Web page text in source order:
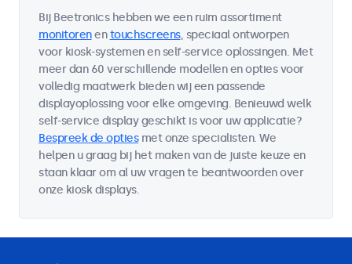
Bij Beetronics hebben we een ruim assortiment
monitorenentouchscreens, speciaal ontworpen
voor kiosk-systemen en self-service oplossingen. Met
meer dan 60 verschillende modellen en opties voor
volledig maatwerk bieden wij een passende
displayoplossing voor elke omgeving. Benieuwd welk
self-service display geschikt is voor uw applicatie?
Bespreek de optiesmet onze specialisten. We
helpen u graag bij het maken van de juiste keuze en
staan klaar om al uw vragen te beantwoorden over
onze kiosk displays.